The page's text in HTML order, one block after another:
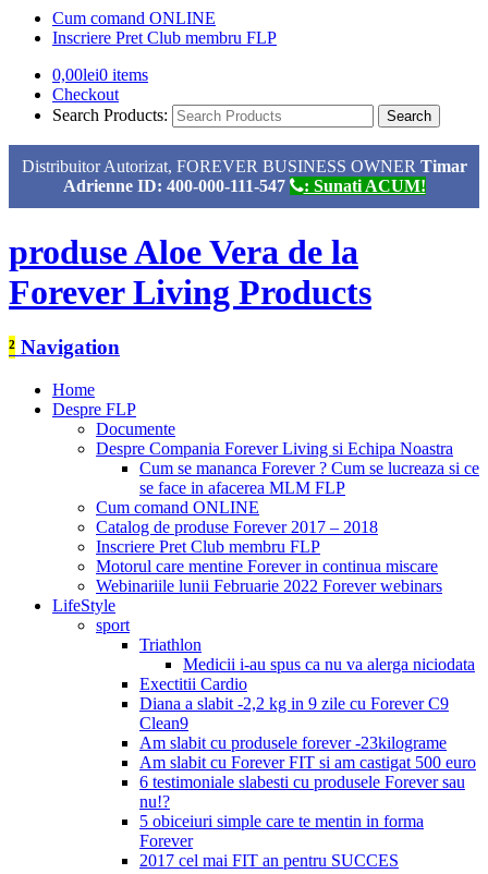
Cum comand ONLINE
Inscriere Pret Club membru FLP
0,00lei0 items
Checkout
Search Products:
Distribuitor Autorizat, FOREVER BUSINESS OWNER Timar
Adrienne ID: 400-000-111-547
: Sunati ACUM!
produse Aloe Vera de la
Forever Living Products
² Navigation
Home
Despre FLP
Documente
Despre Compania Forever Living si Echipa Noastra
Cum se mananca Forever ? Cum se lucreaza si ce
se face in afacerea MLM FLP
Cum comand ONLINE
Catalog de produse Forever 2017 – 2018
Inscriere Pret Club membru FLP
Motorul care mentine Forever in continua miscare
Webinariile lunii Februarie 2022 Forever webinars
LifeStyle
sport
Triathlon
Medicii i-au spus ca nu va alerga niciodata
Exectitii Cardio
Diana a slabit -2,2 kg in 9 zile cu Forever C9
Clean9
Am slabit cu produsele forever -23kilograme
Am slabit cu Forever FIT si am castigat 500 euro
6 testimoniale slabesti cu produsele Forever sau
nu!?
5 obiceiuri simple care te mentin in forma
Forever
2017 cel mai FIT an pentru SUCCES